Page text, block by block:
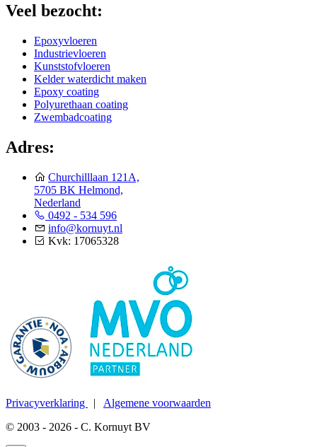
Veel bezocht:
Epoxyvloeren
Industrievloeren
Kunststofvloeren
Kelder waterdicht maken
Epoxy coating
Polyurethaan coating
Zwembadcoating
Adres:
Churchilllaan 121A,
5705 BK Helmond,
Nederland
0492 - 534 596
info@kornuyt.nl
Kvk: 17065328
Privacyverklaring | Algemene voorwaarden
© 2003 - 2026 - C. Kornuyt BV